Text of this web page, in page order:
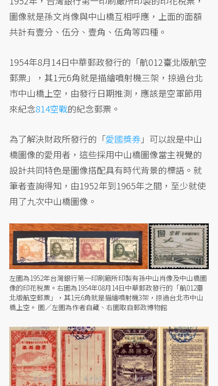
圖像就是孫文肖像與中山橋互相呼應，上面的面額
共計有壹分、伍分、壹角、伍角等四種。
1954年8月14日中華郵政發行的「航012臺北版航空
郵票」，其1元6角就是描繪噴射機三架，掠過台北
市中山橋上空，由發行日期推測，應該是空軍節用
來紀念814空戰的紀念郵票。
為了解決財政所發行的「愛國獎券」可以說是中山
橋圖像的愛用者，這些採用中山橋圖像當主視覺的
設計共同特色是圖像搭配具有時代背景的標語。就
筆者查詢得知，由1952年到1965年之間，至少就使
用了九次中山橋圖像。
左圖為1952年台灣銀行第一印刷廠所印製有孫中山肖像及中山橋圖
像的印花稅票。右圖為1954年08月14日中華郵政發行的「航012臺
北版航空郵票」，其1元6角就是描繪噴射機3架，掠過台北市中山
橋上空。 圖／左圖為作者自藏、右圖取自郵政博物館